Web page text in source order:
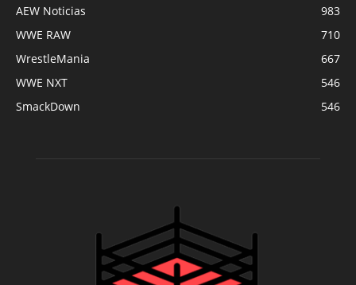
AEW Noticias
983
WWE RAW
710
WrestleMania
667
WWE NXT
546
SmackDown
546